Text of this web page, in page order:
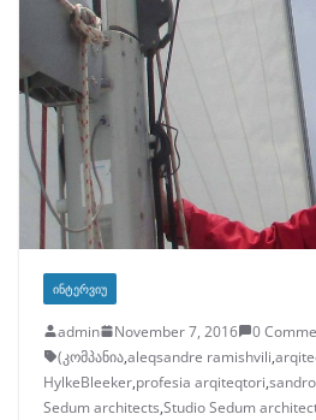
ᲘᲜᲢᲔᲠᲕᲘᲣ
admin November 7, 2016
0
(კომპანია,aleqsandre ramishvili,
HylkeBleeker,profesia arqiteqtori,
Sedum architects,Studio Sedum